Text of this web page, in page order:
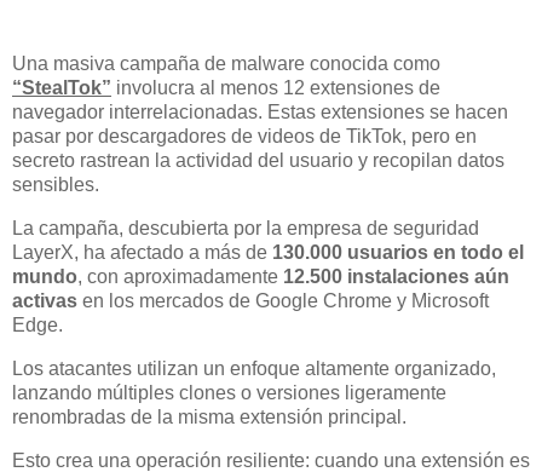
Una masiva campaña de malware conocida como
“StealTok” involucra al menos 12 extensiones de
navegador interrelacionadas. Estas extensiones se hacen
pasar por descargadores de videos de TikTok, pero en
secreto rastrean la actividad del usuario y recopilan datos
sensibles.
La campaña, descubierta por la empresa de seguridad
LayerX, ha afectado a más de 130.000 usuarios en todo el
mundo, con aproximadamente 12.500 instalaciones aún
activas en los mercados de Google Chrome y Microsoft
Edge.
Los atacantes utilizan un enfoque altamente organizado,
lanzando múltiples clones o versiones ligeramente
renombradas de la misma extensión principal.
Esto crea una operación resiliente: cuando una extensión es